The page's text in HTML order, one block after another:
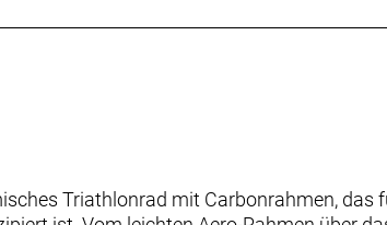
Triathlonrad mit Carbonrahmen, das